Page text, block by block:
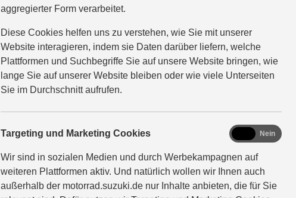
aggregierter Form verarbeitet.
Diese Cookies helfen uns zu verstehen, wie Sie mit unserer
Website interagieren, indem sie Daten darüber liefern, welche
Plattformen und Suchbegriffe Sie auf unsere Website bringen, wie
lange Sie auf unserer Website bleiben oder wie viele Unterseiten
Sie im Durchschnitt aufrufen.
Targeting und Marketing Cookies
Wir sind in sozialen Medien und durch Werbekampagnen auf
weiteren Plattformen aktiv. Und natürlich wollen wir Ihnen auch
außerhalb der motorrad.suzuki.de nur Inhalte anbieten, die für Sie
marketing
Nein